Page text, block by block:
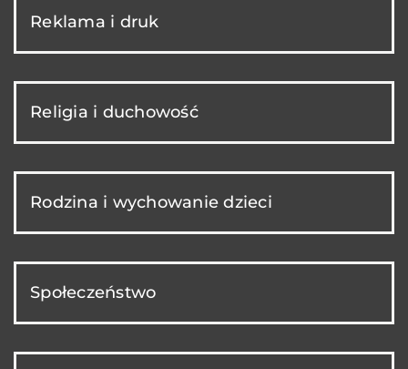
Reklama i druk
Religia i duchowość
Rodzina i wychowanie dzieci
Społeczeństwo